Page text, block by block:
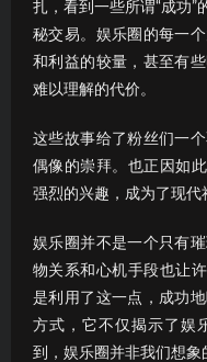
扎，看到一些所谓“成功”
秘交易。娱乐圈的每一
和利益的较量，甚至有
难以理解的代价。
这些故事给了粉丝们一
偶像的崇拜。也正因如
强烈的兴趣，成为了现代
娱乐圈并不是一个只有
物关系和心机手段也让
是利用了这一点，成功
方式，它不仅揭示了娱
到，娱乐圈并非我们想象